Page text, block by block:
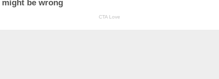
might be wrong
CTA Love